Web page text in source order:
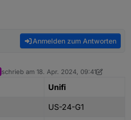
Anmelden zum Antworten
schrieb am 18. Apr. 2024, 09:41
zuletzt editiert von Scrounger
Unifi
US-24-G1